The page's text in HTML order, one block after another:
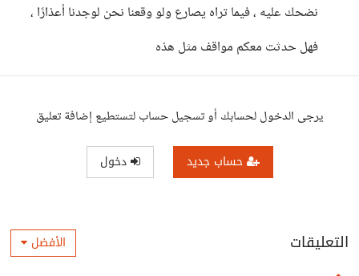
نضحك عليه ، فيما تراه يصارع ولو وقعنا نحن لوجدنا أعذارًا ،
فهل حدثت معكم مواقف مثل هذه
يرجى الدخول لحسابك أو تسجيل حساب لتستطيع إضافة تعليق
حساب جديد دخول
التعليقات الأفضل